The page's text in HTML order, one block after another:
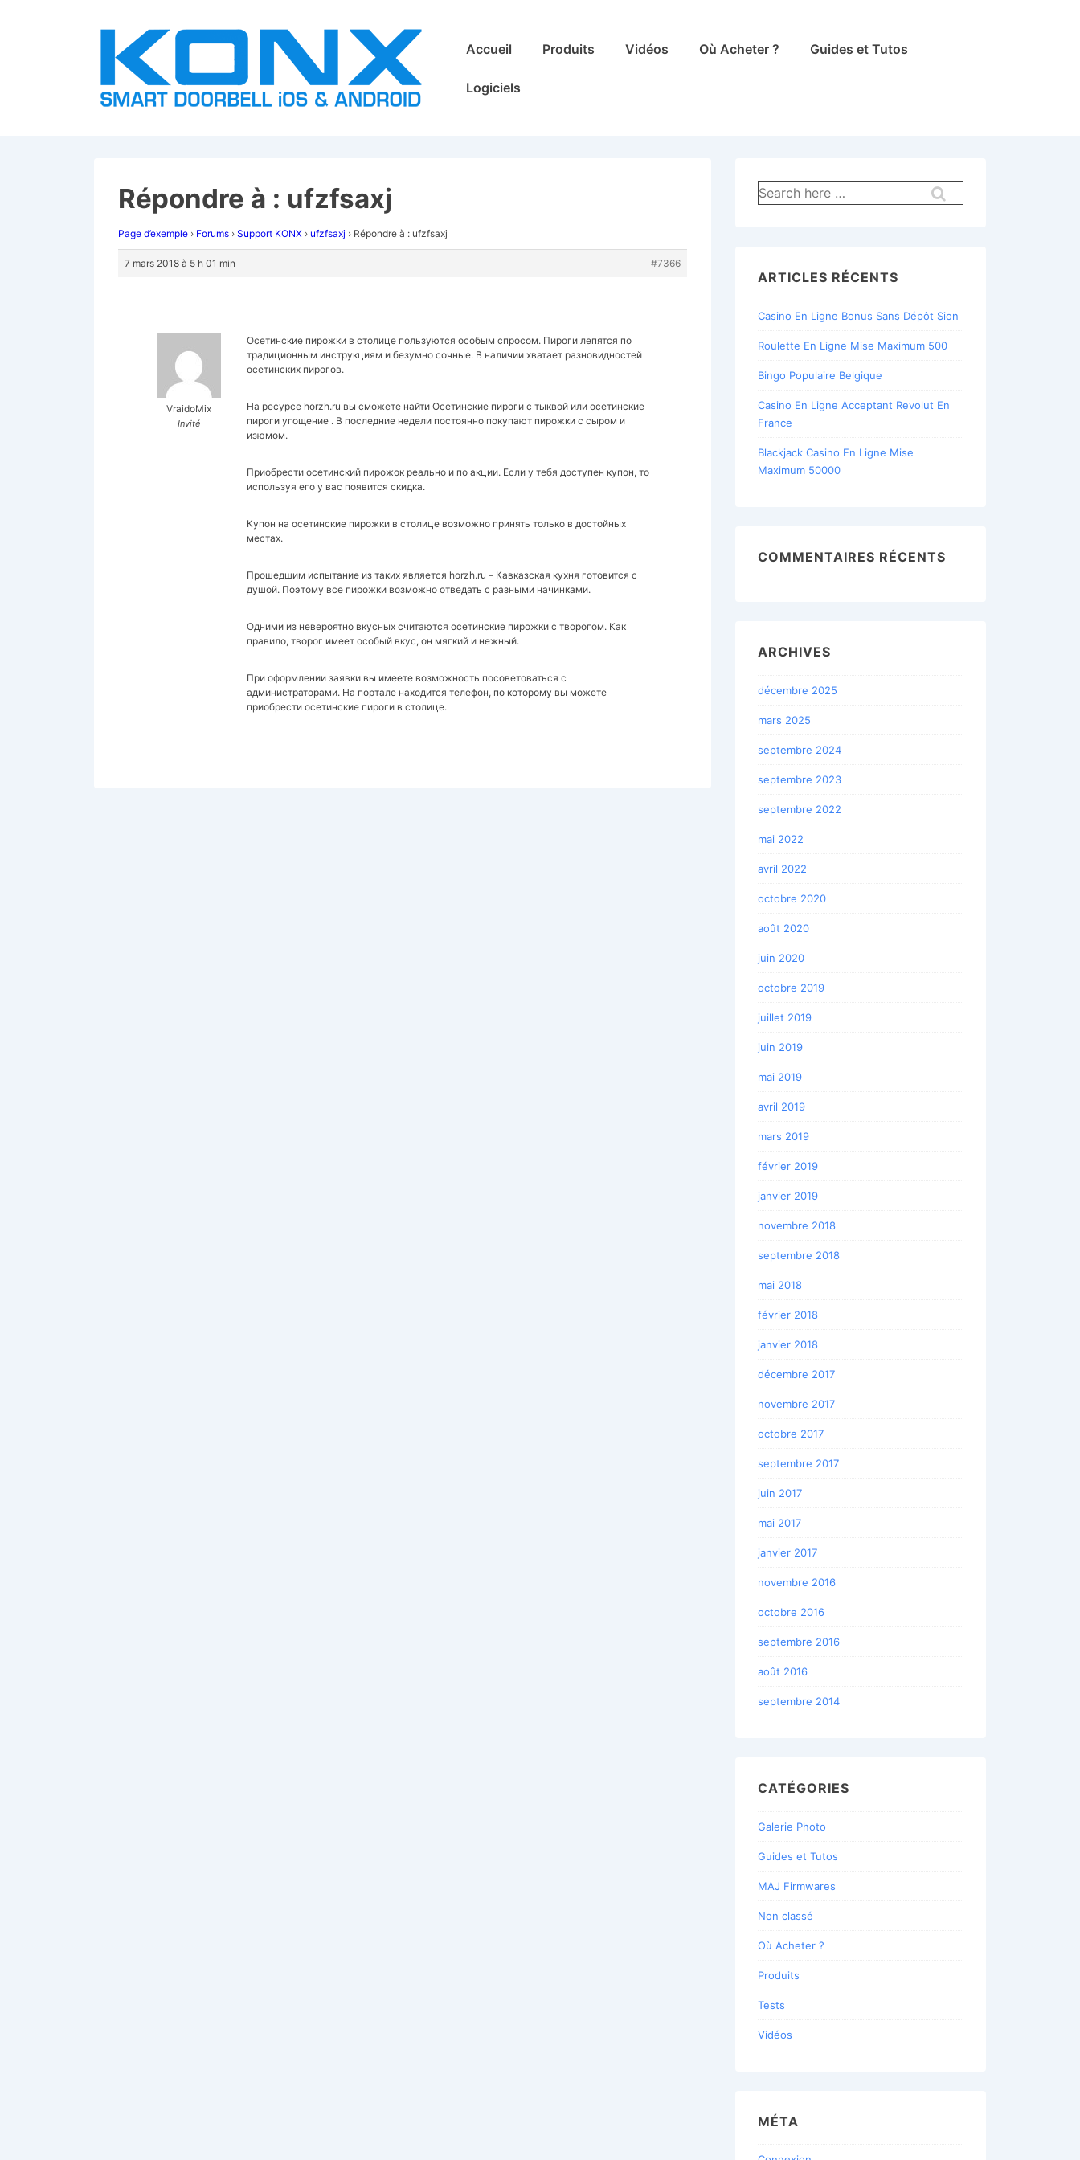
MainAccueil Produits Vidéos Où Acheter ? Guides et Tutos
Logiciels
Répondre à : ufzfsaxj
Page d’exemple › Forums › Support KONX › ufzfsaxj › Répondre à : ufzfsaxj
7 mars 2018 à 5 h 01 min #7366
VraidoMix
Invité
Осетинские пирожки в столице пользуются особым спросом. Пироги лепятся по
традиционным инструкциям и безумно сочные. В наличии хватает разновидностей
осетинских пирогов.
На ресурсе horzh.ru вы сможете найти Осетинские пироги с тыквой или осетинские
пироги угощение . В последние недели постоянно покупают пирожки с сыром и
изюмом.
Приобрести осетинский пирожок реально и по акции. Если у тебя доступен купон, то
используя его у вас появится скидка.
Купон на осетинские пирожки в столице возможно принять только в достойных
местах.
Прошедшим испытание из таких является horzh.ru – Кавказская кухня готовится с
душой. Поэтому все пирожки возможно отведать с разными начинками.
Одними из невероятно вкусных считаются осетинские пирожки с творогом. Как
правило, творог имеет особый вкус, он мягкий и нежный.
При оформлении заявки вы имеете возможность посоветоваться с
администраторами. На портале находится телефон, по которому вы можете
приобрести осетинские пироги в столице.
Recherche
pour:
ARTICLES RÉCENTS
Casino En Ligne Bonus Sans Dépôt Sion
Roulette En Ligne Mise Maximum 500
Bingo Populaire Belgique
Casino En Ligne Acceptant Revolut En
France
Blackjack Casino En Ligne Mise
Maximum 50000
COMMENTAIRES RÉCENTS
ARCHIVES
décembre 2025
mars 2025
septembre 2024
septembre 2023
septembre 2022
mai 2022
avril 2022
octobre 2020
août 2020
juin 2020
octobre 2019
juillet 2019
juin 2019
mai 2019
avril 2019
mars 2019
février 2019
janvier 2019
novembre 2018
septembre 2018
mai 2018
février 2018
janvier 2018
décembre 2017
novembre 2017
octobre 2017
septembre 2017
juin 2017
mai 2017
janvier 2017
novembre 2016
octobre 2016
septembre 2016
août 2016
septembre 2014
CATÉGORIES
Galerie Photo
Guides et Tutos
MAJ Firmwares
Non classé
Où Acheter ?
Produits
Tests
Vidéos
MÉTA